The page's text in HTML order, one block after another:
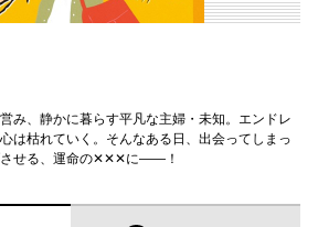
み、静かに暮らす平凡な主婦・未知。エンドレ
は枯れていく。そんなある日、出会ってしまっ
させる、運命の✕✕✕に――！